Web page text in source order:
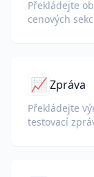
Překládejte
cenových
📈Zpráva
Překládejte
testovací